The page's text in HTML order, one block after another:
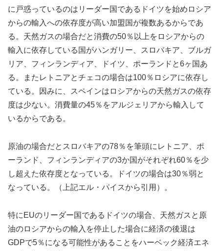
に戸惑っているのはリーダー国であるドイツを始めロシア
からの輸入への依存度が高い加盟国が複数あるからであ
る。天然ガスの場合だと消費の50％以上をロシアからの
輸入に依存している国がハンガリー、スロバキア、ブルガ
リア、フィンランディア、ドイツ、ポーランドと6ヶ国あ
る。またレトニアとチェコの場合は100％ロシアに依存し
ている。因みに、スペインはロシアからの天然ガスの依存
度は少ない。消費量の45％をアルジェリアから輸入して
いるからである。
原油の場合だとスロバキアの78％を筆頭にレトニア、ポ
ーランド、フィンランディアの3か国がそれぞれ60％を少
し超えた依存度となっている。ドイツの場合は30％弱と
なっている。（上記エル・パイスから引用）。
特にEUのリーダー国であるドイツの場合、天然ガスと原
油のロシアからの輸入を停止した場合に経済の後退は
GDPで5％になる可能性があることをハーベック経済エネ